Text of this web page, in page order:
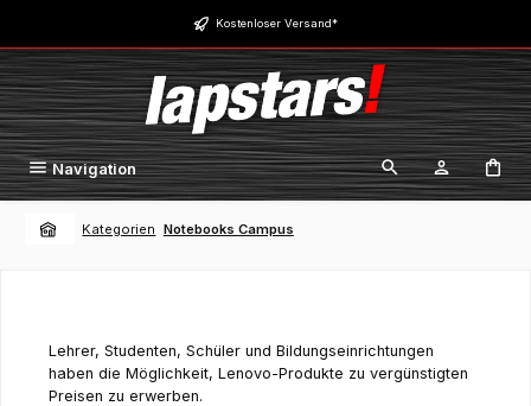
Zum Hauptinhalt springen Kostenloser Versand*
Navigation
Kategorien Notebooks Campus
Lehrer, Studenten, Schüler und Bildungseinrichtungen
haben die Möglichkeit, Lenovo-Produkte zu vergünstigten
Preisen zu erwerben.